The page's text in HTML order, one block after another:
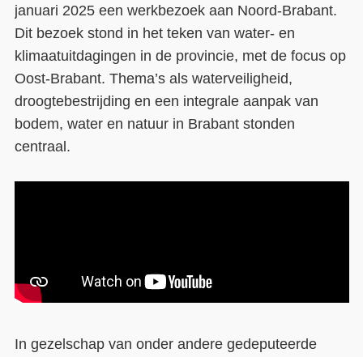
januari 2025 een werkbezoek aan Noord-Brabant.
Dit bezoek stond in het teken van water- en
klimaatuitdagingen in de provincie, met de focus op
Oost-Brabant. Thema’s als waterveiligheid,
droogtebestrijding en een integrale aanpak van
bodem, water en natuur in Brabant stonden
centraal.
In gezelschap van onder andere gedeputeerde
Contact
Over ons
Weerbaar Dommelland